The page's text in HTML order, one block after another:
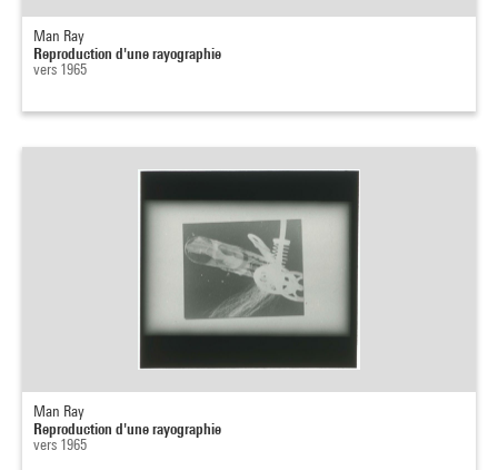
Man Ray
Reproduction d'une rayographie
vers 1965
Man Ray
Reproduction d'une rayographie
vers 1965